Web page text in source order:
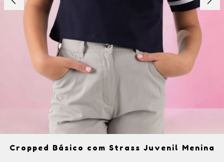
Cropped Básico com Strass Juvenil Menina